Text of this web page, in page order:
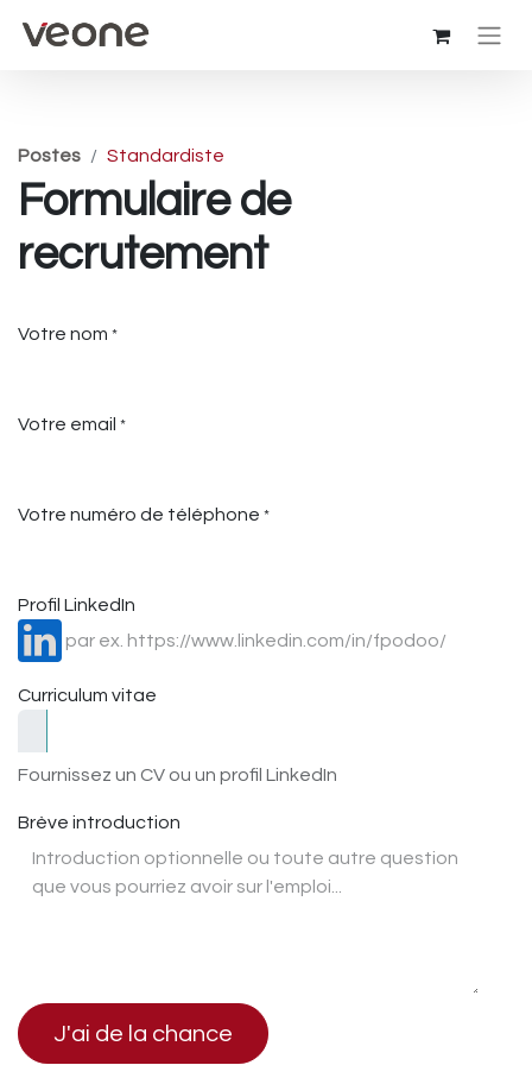
Postes Standardiste
Formulaire de
recrutement
Votre nom *
Votre email *
Votre numéro de téléphone *
Profil LinkedIn
Curriculum vitae
Fournissez un CV ou un profil LinkedIn
Brève introduction
J'ai de la chance